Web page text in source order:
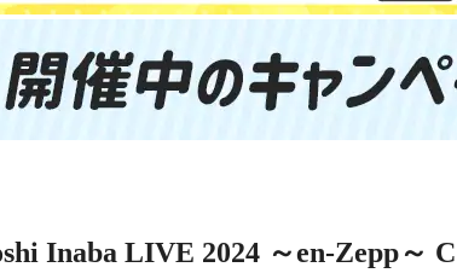
Inaba LIVE 2024 ～en-Zepp～